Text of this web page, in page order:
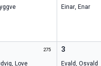
Einar,Enar
275
, Love
3
Evald,Osvald